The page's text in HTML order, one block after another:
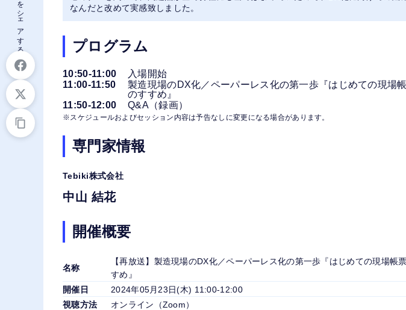
なんだと改めて実感致しました。
プログラム
10:50-11:00
入場開始
11:00-11:50
製造現場のDX化／ペーパーレス化の第一歩『はじめての現場
のすすめ』
11:50-12:00
Q&A（録画）
※スケジュールおよびセッション内容は予告なしに変更になる場合があります。
専門家情報
Tebiki株式会社
中山 結花
開催概要
名称
【再放送】製造現場のDX化／ペーパーレス化の第一歩『はじめての現場帳
すめ』
開催日
2024年05月23日(木) 11:00-12:00
視聴方法
オンライン（Zoom）